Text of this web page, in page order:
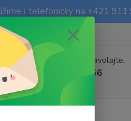
i telefonicky na +421 911
Neviete si rady? Zavolajte.
+421903906066
(Po-Pia, 9-16 hod.)